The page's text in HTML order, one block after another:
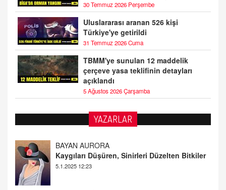
30 Temmuz 2026 Perşembe
Uluslararası aranan 526 kişi
Türkiye'ye getirildi
31 Temmuz 2026 Cuma
TBMM'ye sunulan 12 maddelik
çerçeve yasa teklifinin detayları
açıklandı
5 Ağustos 2026 Çarşamba
YAZARLAR
DOKTOR CİVANIM
Mastürbasyon ve Tatmin: Bir Keşif Yolculuğu
13.11.2024 22:51